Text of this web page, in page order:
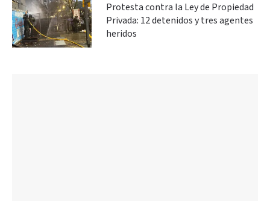
Protesta contra la Ley de Propiedad
Privada: 12 detenidos y tres agentes
heridos